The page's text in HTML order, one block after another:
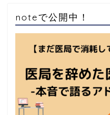
noteで公開中！